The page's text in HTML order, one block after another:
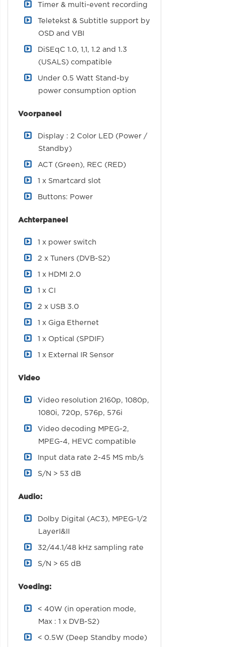
Timer & multi-event recording
Teletekst & Subtitle support by
OSD and VBI
DiSEqC 1.0, 1,1, 1.2 and 1.3
(USALS) compatible
Under 0.5 Watt Stand-by
power consumption option
Voorpaneel
Display : 2 Color LED (Power /
Standby)
ACT (Green), REC (RED)
1 x Smartcard slot
Buttons: Power
Achterpaneel
1 x power switch
2 x Tuners (DVB-S2)
1 x HDMI 2.0
1 x CI
2 x USB 3.0
1 x Giga Ethernet
1 x Optical (SPDIF)
1 x External IR Sensor
Video
Video resolution 2160p, 1080p,
1080i, 720p, 576p, 576i
Video decoding MPEG-2,
MPEG-4, HEVC compatible
Input data rate 2-45 MS mb/s
S/N > 53 dB
Audio:
Dolby Digital (AC3), MPEG-1/2
LayerI&II
32/44.1/48 kHz sampling rate
S/N > 65 dB
Voeding:
< 40W (in operation mode,
Max : 1 x DVB-S2)
< 0.5W (Deep Standby mode)